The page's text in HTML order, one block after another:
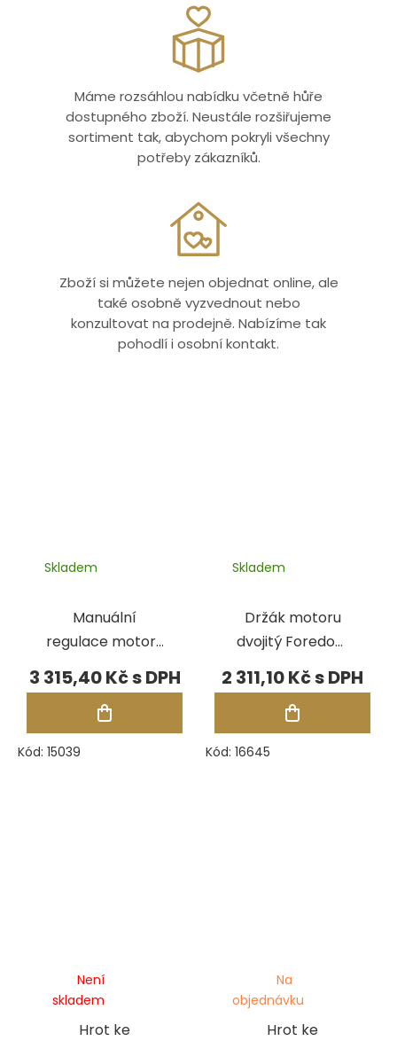
Máme rozsáhlou nabídku včetně hůře
dostupného zboží. Neustále rozšiřujeme
sortiment tak, abychom pokryli všechny
potřeby zákazníků.
Zboží si můžete nejen objednat online, ale
také osobně vyzvednout nebo
konzultovat na prodejně. Nabízíme tak
pohodlí i osobní kontakt.
Manuální
regulace motoru
Foredom
Skladem
3 315,40 Kč
Kód: 15039
Držák motoru
dvojitý Foredom
MAMH-1, upínací
svorka
Skladem
2 311,10 Kč
Kód: 16645
Hrot ke
Není
skladem
Hrot ke
Na
objednávku